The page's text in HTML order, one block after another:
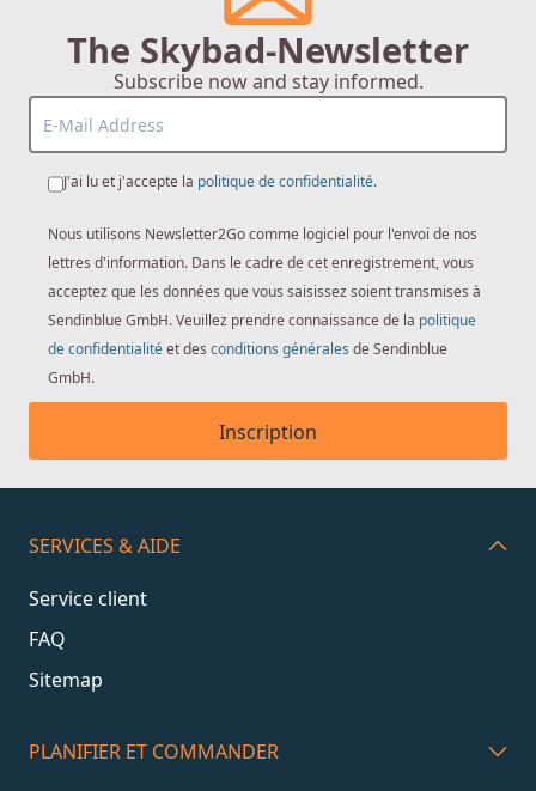
The Skybad-Newsletter
Subscribe now and stay informed.
J'ai lu et j'accepte la politique de confidentialité.
Nous utilisons Newsletter2Go comme logiciel pour l'envoi de nos
lettres d'information. Dans le cadre de cet enregistrement, vous
acceptez que les données que vous saisissez soient transmises à
Sendinblue GmbH. Veuillez prendre connaissance de la politique
de confidentialitéet des conditions générales de Sendinblue
GmbH.
Inscription
SERVICES & AIDE
Service client
FAQ
Sitemap
PLANIFIER ET COMMANDER